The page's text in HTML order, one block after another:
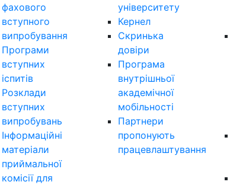
фахового
вступного
випробування
Програми
вступних
іспитів
Розклади
вступних
випробувань
Інформаційні
матеріали
приймальної
комісії для
університету
Кернел
Скринька
довіри
Програма
внутрішньої
академічної
мобільності
Партнери
пропонують
працевлаштування